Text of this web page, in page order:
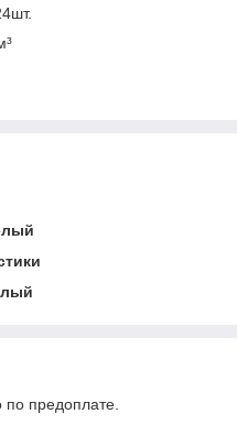
по предоплате.